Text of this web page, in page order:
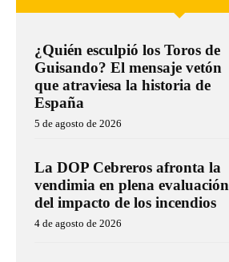
¿Quién esculpió los Toros de
Guisando? El mensaje vetón
que atraviesa la historia de
España
5 de agosto de 2026
La DOP Cebreros afronta la
vendimia en plena evaluación
del impacto de los incendios
4 de agosto de 2026